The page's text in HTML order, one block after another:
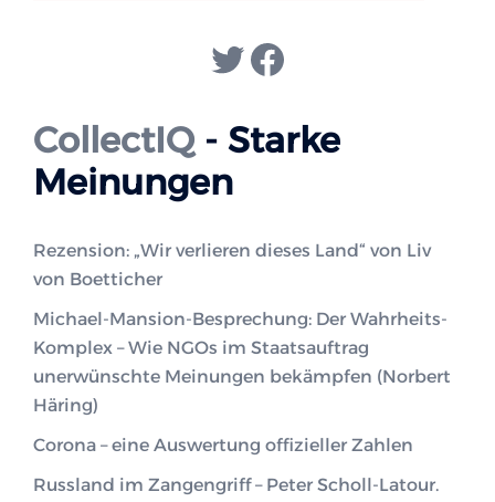
Twitter
Facebook
CollectIQ- Starke
Meinungen
Rezension: „Wir verlieren dieses Land“ von Liv
von Boetticher
Michael-Mansion-Besprechung: Der Wahrheits-
Komplex – Wie NGOs im Staatsauftrag
unerwünschte Meinungen bekämpfen (Norbert
Häring)
Corona – eine Auswertung offizieller Zahlen
Russland im Zangengriff – Peter Scholl-Latour.